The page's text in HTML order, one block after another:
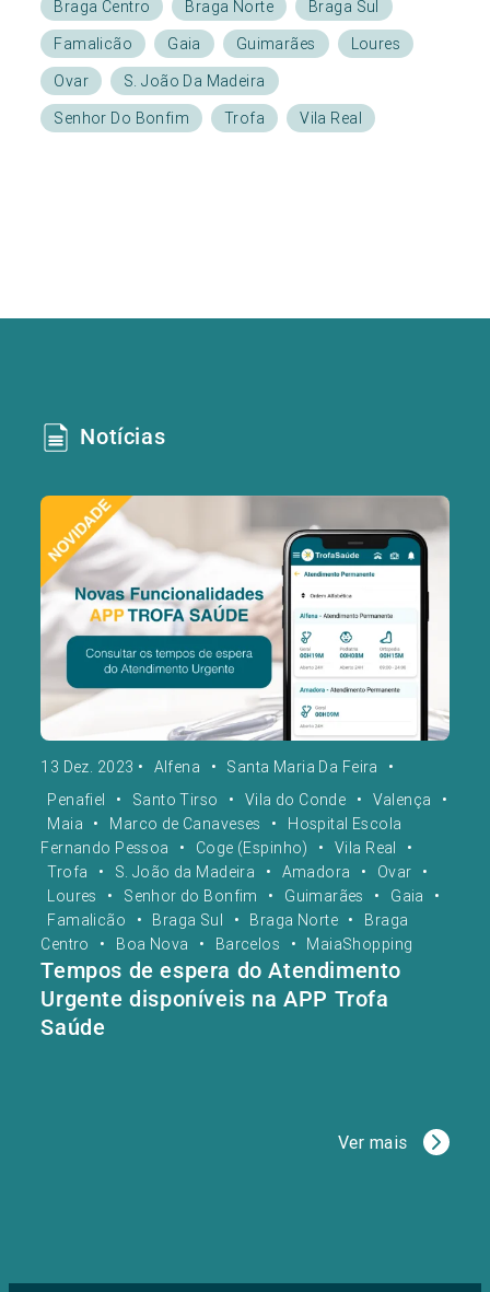
Braga Centro Braga Norte
Braga Sul
Famalicão
Gaia Guimarães
Loures
Ovar
S. João Da Madeira
Senhor Do Bonfim
Trofa Vila Real
Notícias
13 Dez. 2023 • Alfena • Santa Maria Da Feira
•
Penafiel
• Santo Tirso • Vila do Conde • Valença
•
Maia
• Marco de Canaveses •
Hospital Escola
Fernando Pessoa
• Coge (Espinho) • Vila Real
•
Trofa
• S. João da Madeira • Amadora • Ovar
•
Loures
• Senhor do Bonfim • Guimarães • Gaia
•
Famalicão
• Braga Sul • Braga Norte •
Braga
Centro
• Boa Nova • Barcelos • MaiaShopping
Tempos de espera do Atendimento
Urgente disponíveis na APP Trofa
Saúde
Ver mais